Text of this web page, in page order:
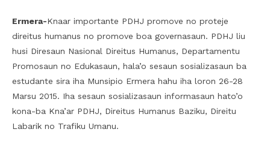
Ermera-Knaar importante PDHJ promove no proteje
direitus humanus no promove boa governasaun. PDHJ liu
husi Diresaun Nasional Direitus Humanus, Departamentu
Promosaun no Edukasaun, hala’o sesaun sosializasaun ba
estudante sira iha Munsipio Ermera hahu iha loron 26-28
Marsu 2015. Iha sesaun sosializasaun informasaun hato’o
kona-ba Kna’ar PDHJ, Direitus Humanus Baziku, Direitu
Labarik no Trafiku Umanu.